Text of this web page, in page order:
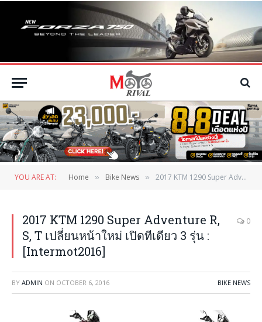
YOU ARE AT: Home » Bike News » 2017 KTM 1290 Super Adventure R, S, T เปลี่ยนหน้าใหม่ เปิดทีเดียว 3 รุ่น :[Intermot2016]
2017 KTM 1290 Super Adventure R,
S, T เปลี่ยนหน้าใหม่ เปิดทีเดียว 3 รุ่น :
[Intermot2016]
0
BY ADMIN ON OCTOBER 6, 2016 BIKE NEWS